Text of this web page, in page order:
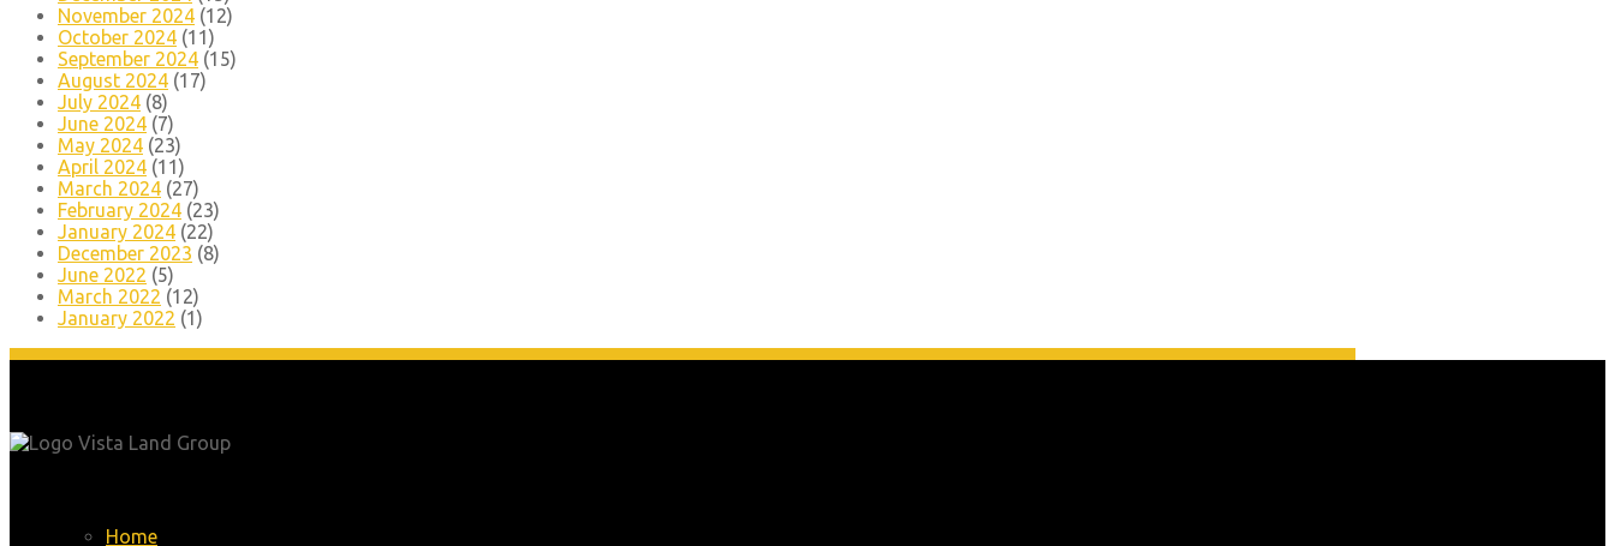
November 2024 (12)
October 2024 (11)
September 2024 (15)
August 2024 (17)
July 2024 (8)
June 2024 (7)
May 2024 (23)
April 2024 (11)
March 2024 (27)
February 2024 (23)
January 2024 (22)
December 2023 (8)
June 2022 (5)
March 2022 (12)
January 2022 (1)
Home